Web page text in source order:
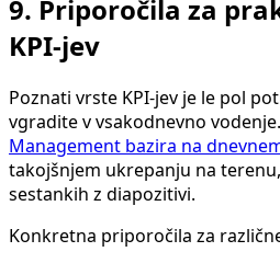
9. Priporočila za
KPI-jev
Poznati vrste KPI-jev je le pol
vgradite v vsakodnevno vodenje.
Management bazira na
takojšnjem ukrepanju na
sestankih z diapozitivi.
Konkretna priporočila za